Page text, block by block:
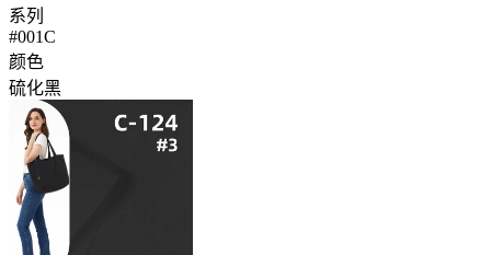
系列
#001C
颜色
硫化黑